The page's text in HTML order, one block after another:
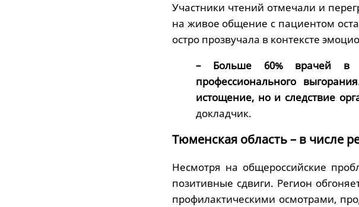
Участники чтений отмечали и
на живое общение с пациентом
остро прозвучала в контексте
– Больше 60% врачей в
профессионального
истощение, но и следствие
докладчик.
Тюменская область – в числе
Несмотря на общероссийские
позитивные сдвиги. Регион
профилактическими осмотрами,